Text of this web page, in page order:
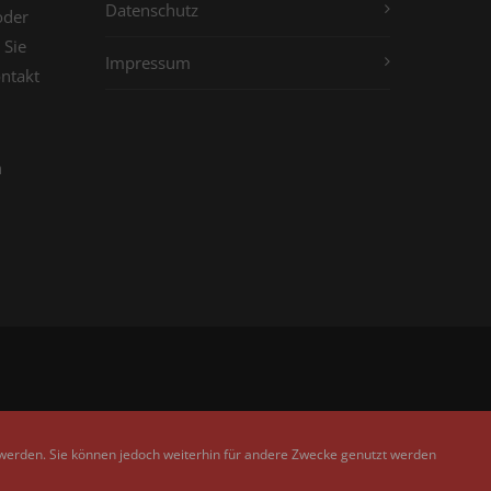
Datenschutz
Impressum
Sie können jedoch weiterhin für andere Zwecke genutzt werden